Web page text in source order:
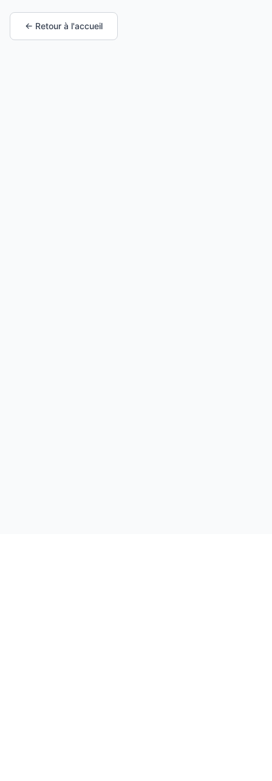
← Retour à l'accueil